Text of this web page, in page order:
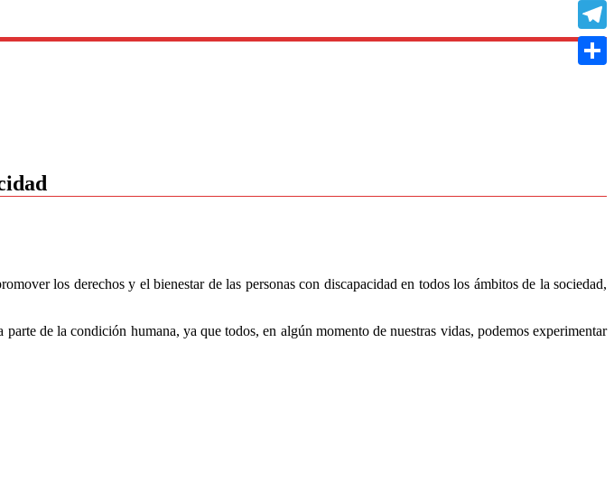
los derechos y el bienestar de las personas con discapacidad en todos los ámbitos de la sociedad,
de la condición humana, ya que todos, en algún momento de nuestras vidas, podemos experimentar
Copy
Link